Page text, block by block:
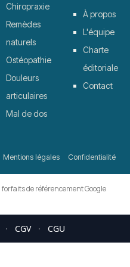
Chiropraxie
Remèdes
naturels
Ostéopathie
Douleurs
articulaires
Mal de dos
À propos
L'équipe
Charte
éditoriale
Contact
Mentions légales Confidentialité
forfaits de référencement Google
· CGV · CGU